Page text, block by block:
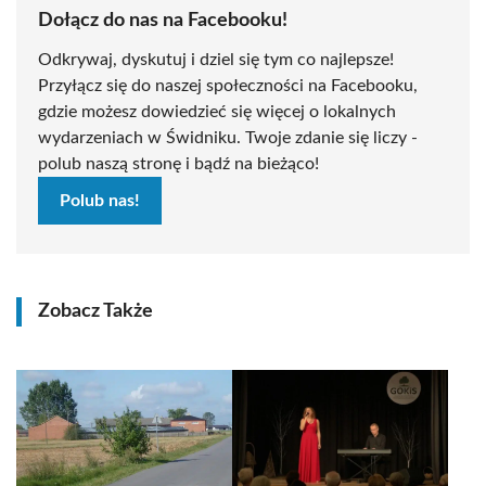
Dołącz do nas na Facebooku!
Odkrywaj, dyskutuj i dziel się tym co najlepsze!
Przyłącz się do naszej społeczności na Facebooku,
gdzie możesz dowiedzieć się więcej o lokalnych
wydarzeniach w Świdniku. Twoje zdanie się liczy -
polub naszą stronę i bądź na bieżąco!
Polub nas!
Zobacz Także